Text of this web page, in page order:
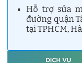
Hỗ trợ sửa
đường quận
tại TPHCM,